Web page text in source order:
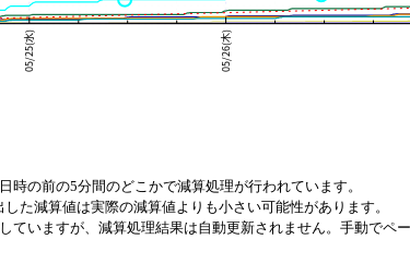
の前の5分間のどこかで減算処理が行われています。
た減算値は実際の減算値よりも小さい可能性があります。
いますが、減算処理結果は自動更新されません。手動でペ